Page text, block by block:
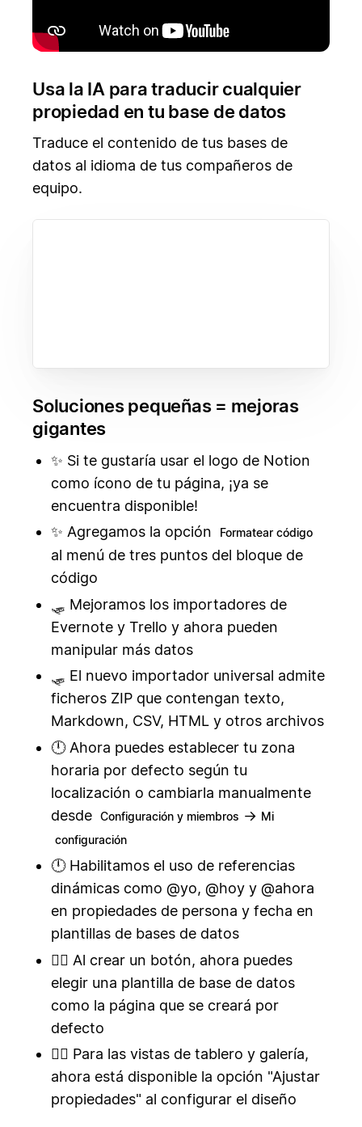
Usa la IA para traducir cualquier
propiedad en tu base de datos
Traduce el contenido de tus bases de
datos al idioma de tus compañeros de
equipo.
Soluciones pequeñas = mejoras
gigantes
✨ Si te gustaría usar el logo de Notion
como ícono de tu página, ¡ya se
encuentra disponible!
✨ Agregamos la opción
Formatear código
al menú de tres puntos del bloque de
código
🛷 Mejoramos los importadores de
Evernote y Trello y ahora pueden
manipular más datos
🛷 El nuevo importador universal admite
ficheros ZIP que contengan texto,
Markdown, CSV, HTML y otros archivos
🕛 Ahora puedes establecer tu zona
horaria por defecto según tu
localización o cambiarla manualmente
desde Configuración y miembros → Mi
configuración
🕛 Habilitamos el uso de referencias
dinámicas como @yo, @hoy y @ahora
en propiedades de persona y fecha en
plantillas de bases de datos
👇🏾 Al crear un botón, ahora puedes
elegir una plantilla de base de datos
como la página que se creará por
defecto
👇🏾 Para las vistas de tablero y galería,
ahora está disponible la opción "Ajustar
propiedades" al configurar el diseño